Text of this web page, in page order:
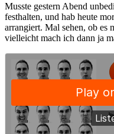
Musste gestern Abend
festhalten, und hab heute
arrangiert. Mal sehen, ob es
vielleicht mach ich dann ja